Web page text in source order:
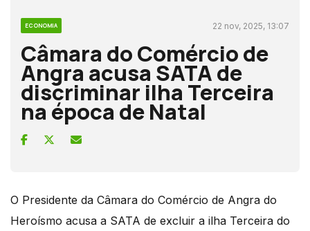
ECONOMIA 22 nov, 2025, 13:07
Câmara do Comércio de
Angra acusa SATA de
discriminar ilha Terceira
na época de Natal
O Presidente da Câmara do Comércio de Angra do
Heroísmo acusa a SATA de excluir a ilha Terceira do